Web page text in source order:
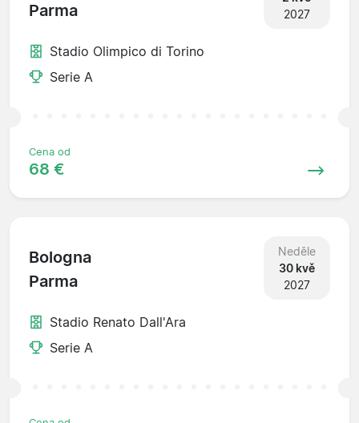
Parma
2027
Stadio Olimpico di Torino
Serie A
Cena od
68 €
Bologna
Parma
Neděle
30 kvě
2027
Stadio Renato Dall'Ara
Serie A